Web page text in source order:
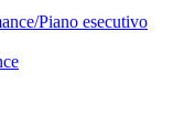
Piano esecutivo